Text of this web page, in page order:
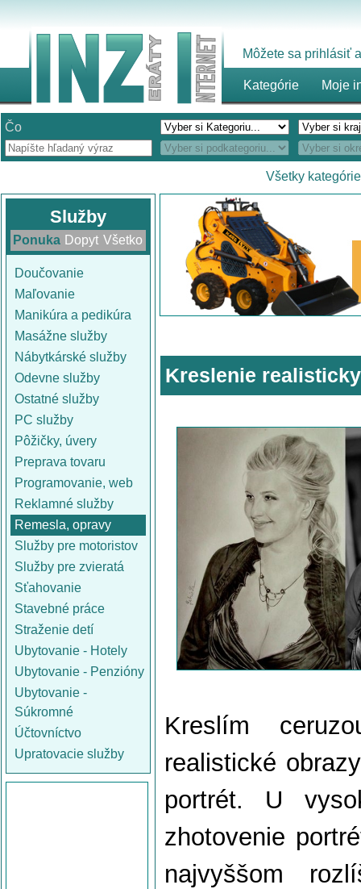
Môžete sa prihlásiť
Kategórie Moje
Čo
Všetky kategórie
Služby
Ponuka Dopyt Všetko
Doučovanie
Maľovanie
Manikúra a pedikúra
Masážne služby
Nábytkárské služby
Odevne služby
Ostatné služby
PC služby
Pôžičky, úvery
Preprava tovaru
Programovanie, web
Reklamné služby
Remesla, opravy
Služby pre motoristov
Služby pre zvieratá
Sťahovanie
Stavebné práce
Straženie detí
Ubytovanie - Hotely
Ubytovanie - Penzióny
Ubytovanie -
Súkromné
Účtovníctvo
Upratovacie služby
Kreslenie
Kreslím
realistické
portrét. U
zhotovenie
najvyššom